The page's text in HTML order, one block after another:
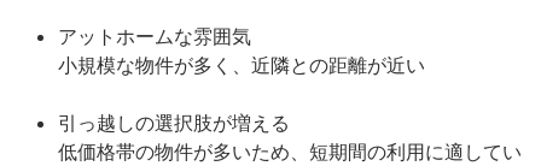
アットホームな雰囲気
小規模な物件が多く、近隣との距離が近い
引っ越しの選択肢が増える
低価格帯の物件が多いため、短期間の利用に適してい